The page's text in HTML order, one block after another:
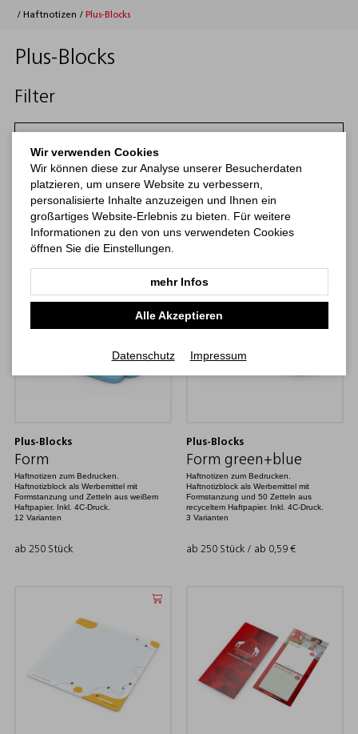
/ Haftnotizen / Plus-Blocks
Plus-Blocks
Filter
Kategorien
Kalender Notizbücher Haftnotizen Print-Werbemittel
Plus-Blocks
Form
Haftnotizen zum Bedrucken.
Haftnotizblock als Werbemittel mit
Formstanzung und Zetteln aus weißem
Haftpapier. Inkl. 4C-Druck.
12 Varianten
ab 250 Stück
Plus-Blocks
Form green+blue
Haftnotizen zum Bedrucken.
Haftnotizblock als Werbemittel mit
Formstanzung und 50 Zetteln aus
recyceltem Haftpapier. Inkl. 4C-Druck.
3 Varianten
ab 250 Stück / ab 0,59 €
Wir verwenden Cookies
Wir können diese zur Analyse unserer Besucherdaten
platzieren, um unsere Website zu verbessern,
personalisierte Inhalte anzuzeigen und Ihnen ein
großartiges Website-Erlebnis zu bieten. Für weitere
Informationen zu den von uns verwendeten Cookies
öffnen Sie die Einstellungen.
mehr Infos
Alle Akzeptieren
Datenschutz Impressum